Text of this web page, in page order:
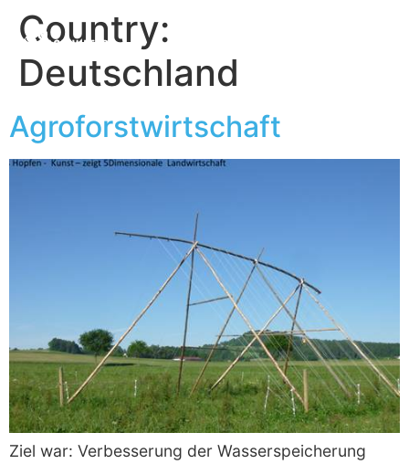
Country:
Deutschland
Agroforstwirtschaft
Ziel war: Verbesserung der Wasserspeicherung